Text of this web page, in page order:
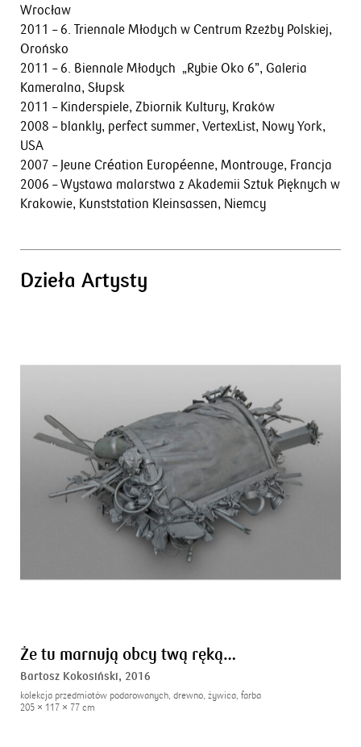
Wrocław
2011 – 6. Triennale Młodych w Centrum Rzeźby Polskiej,
Orońsko
2011 – 6. Biennale Młodych „Rybie Oko 6”, Galeria
Kameralna, Słupsk
2011 – Kinderspiele, Zbiornik Kultury, Kraków
2008 – blankly, perfect summer, VertexList, Nowy York,
USA
2007 – Jeune Création Européenne, Montrouge, Francja
2006 – Wystawa malarstwa z Akademii Sztuk Pięknych w
Krakowie, Kunststation Kleinsassen, Niemcy
Dzieła Artysty
Że tu marnują obcy twą ręką…
Bartosz Kokosiński, 2016
kolekcja przedmiotów podarowanych, drewno, żywica, farba
205 × 117 × 77 cm